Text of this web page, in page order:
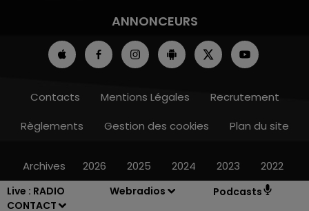
Live : RADIO
CONTACT
Webradios Podcasts
ANNONCEURS
Contacts Mentions Légales
Recrutement
Règlements
Gestion des cookies Plan du site
Archives 2026 2025 2024 2023 2022